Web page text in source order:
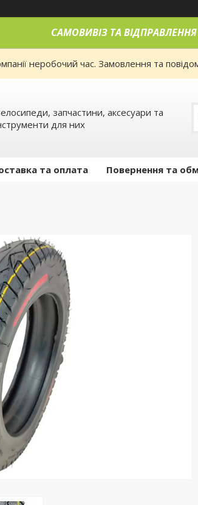
САМОВИВІЗ ТА
неробочий час. Замовлення та
запчастини, аксесуари та
для них
та оплата Повернення та